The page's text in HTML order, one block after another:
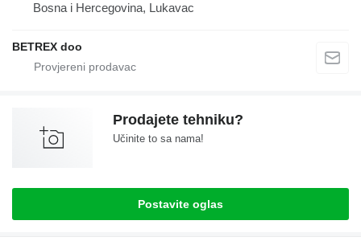
Bosna i Hercegovina, Lukavac
BETREX doo
Prodajete tehniku?
Učinite to sa nama!
Postavite oglas